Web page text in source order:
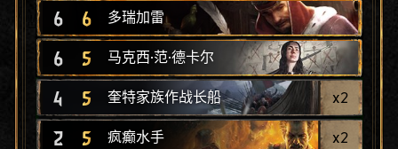
6 6 多瑞加雷
6 5 马克西·范·德卡尔
4 5 奎特家族作战长船 x2
2 5 疯癫水手 x2